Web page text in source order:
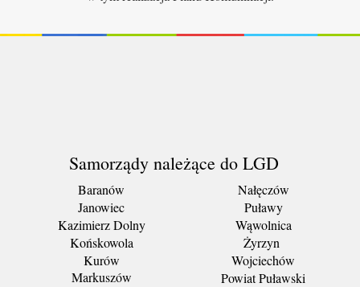
Samorządy należące do LGD
Baranów
Janowiec
Kazimierz Dolny
Końskowola
Kurów
Markuszów
Nałęczów
Puławy
Wąwolnica
Żyrzyn
Wojciechów
Powiat Puławski